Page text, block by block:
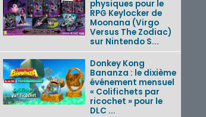
physiques pour le
RPG Keylocker de
Moonana (Virgo
Versus The Zodiac)
sur Nintendo S...
Donkey Kong
Bananza : le dixième
événement mensuel
« Colifichets par
ricochet » pour le
DLC ...